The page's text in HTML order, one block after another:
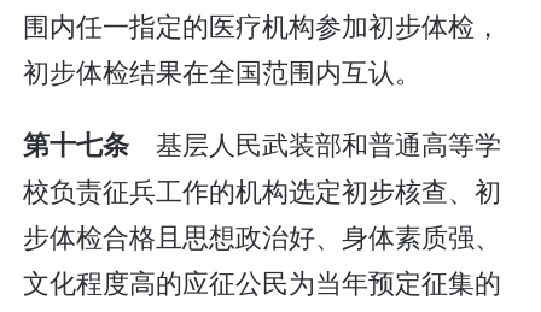
围内任一指定的医疗机构参加初步体检，
初步体检结果在全国范围内互认。
第十七条 基层人民武装部和普通高等学
校负责征兵工作的机构选定初步核查、初
步体检合格且思想政治好、身体素质强、
文化程度高的应征公民为当年预定征集的